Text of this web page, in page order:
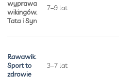
wyprawa
wikingów.
Tata i Syn
7–9 lat
Rawawik.
Sport to
zdrowie
3–7 lat